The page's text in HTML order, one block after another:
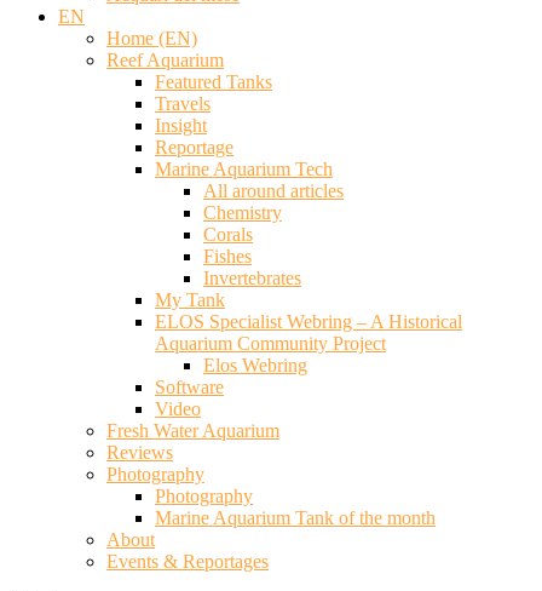
EN
Home (EN)
Reef Aquarium
Featured Tanks
Travels
Insight
Reportage
Marine Aquarium Tech
All around articles
Chemistry
Corals
Fishes
Invertebrates
My Tank
ELOS Specialist Webring – A Historical
Aquarium Community Project
Elos Webring
Software
Video
Fresh Water Aquarium
Reviews
Photography
Photography
Marine Aquarium Tank of the month
About
Events & Reportages